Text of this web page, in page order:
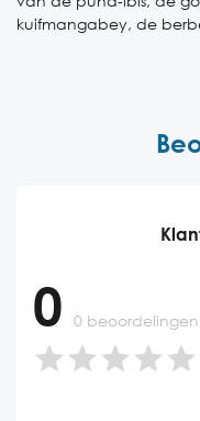
kuifmangabey, de
0 0 beoordelingen